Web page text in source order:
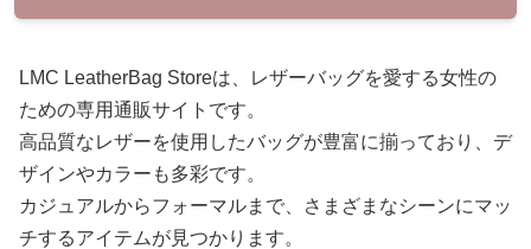
LMC LeatherBag Storeは、レザーバッグを愛する女性の
ための専用通販サイトです。
高品質なレザーを使用したバッグが豊富に揃っており、デ
ザインやカラーも多彩です。
カジュアルからフォーマルまで、さまざまなシーンにマッ
チするアイテムが見つかります。